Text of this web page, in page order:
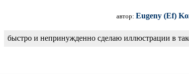
автор: Eugeny (Ef)
быстро и непринужденно сделаю иллюстрации в